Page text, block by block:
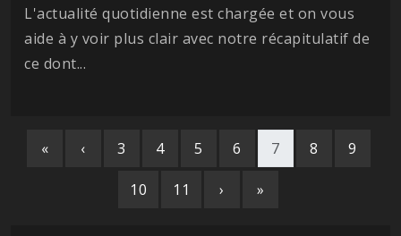
L'actualité quotidienne est chargée et on vous
aide à y voir plus clair avec notre récapitulatif de
ce dont...
« ‹ 3 4 5 6 7 8 9
10 11 › »